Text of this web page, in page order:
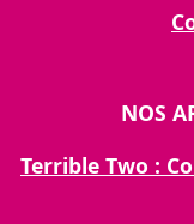
NOS
Terrible Two :